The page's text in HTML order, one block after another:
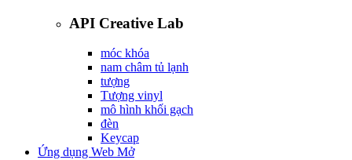
API Creative Lab
móc khóa
nam châm tủ lạnh
tượng
Tượng vinyl
mô hình khối gạch
đèn
Keycap
Ứng dụng Web Mở